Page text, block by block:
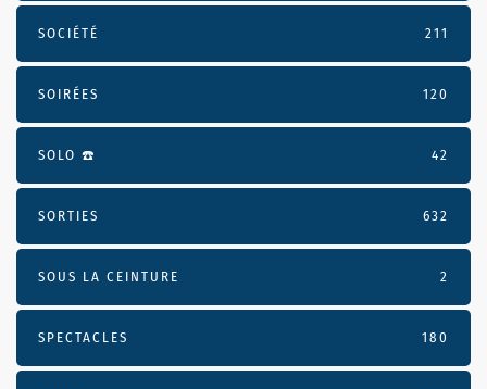
SOCIÉTÉ 211
SOIRÉES 120
SOLO ☎️ 42
SORTIES 632
SOUS LA CEINTURE 2
SPECTACLES 180